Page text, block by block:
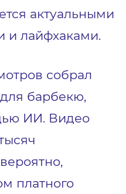
актуальными
и лайфхаками.
собрал
барбекю,
ИИ. Видео
платного